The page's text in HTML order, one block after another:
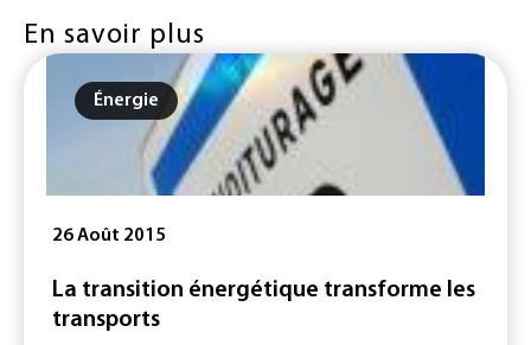
En savoir plus
Énergie
26 Août 2015
La transition énergétique transforme les
transports